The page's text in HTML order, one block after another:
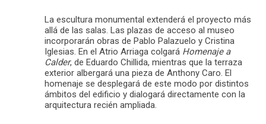
La escultura monumental extenderá el proyecto más
allá de las salas. Las plazas de acceso al museo
incorporarán obras de Pablo Palazuelo y Cristina
Iglesias. En el Atrio Arriaga colgará Homenaje a
Calder, de Eduardo Chillida, mientras que la terraza
exterior albergará una pieza de Anthony Caro. El
homenaje se desplegará de este modo por distintos
ámbitos del edificio y dialogará directamente con la
arquitectura recién ampliada.